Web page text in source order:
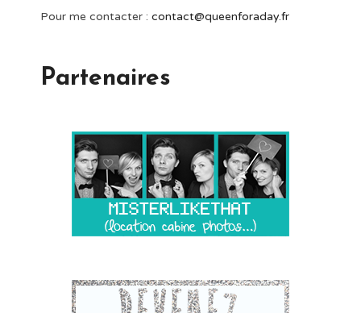
Pour me contacter : contact@queenforaday.fr
Partenaires